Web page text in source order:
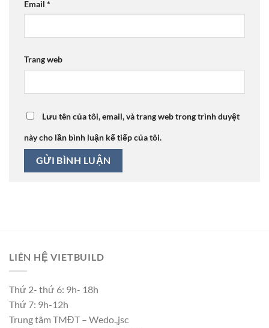
Email *
Trang web
Lưu tên của tôi, email, và trang web trong trình duyệt
này cho lần bình luận kế tiếp của tôi.
LIÊN HỆ VIETBUILD
Thứ 2- thứ 6: 9h- 18h
Thứ 7: 9h-12h
Trung tâm TMĐT – Wedo.,jsc